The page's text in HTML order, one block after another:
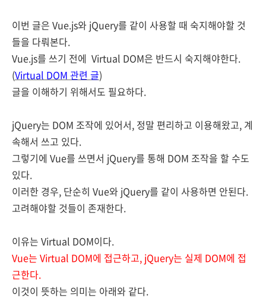
이번 글은 Vue.js와 jQuery를 같이 사용할 때 숙지해야할 것
들을 다뤄본다.
Vue.js를 쓰기 전에 Virtual DOM은 반드시 숙지해야한다.
(Virtual DOM 관련 글)
글을 이해하기 위해서도 필요하다.
jQuery는 DOM 조작에 있어서, 정말 편리하고 이용해왔고, 계
속해서 쓰고 있다.
그렇기에 Vue를 쓰면서 jQuery를 통해 DOM 조작을 할 수도
있다.
이러한 경우, 단순히 Vue와 jQuery를 같이 사용하면 안된다.
고려해야할 것들이 존재한다.
이유는 Virtual DOM이다.
Vue는 Virtual DOM에 접근하고, jQuery는 실제 DOM에 접
근한다.
이것이 뜻하는 의미는 아래와 같다.